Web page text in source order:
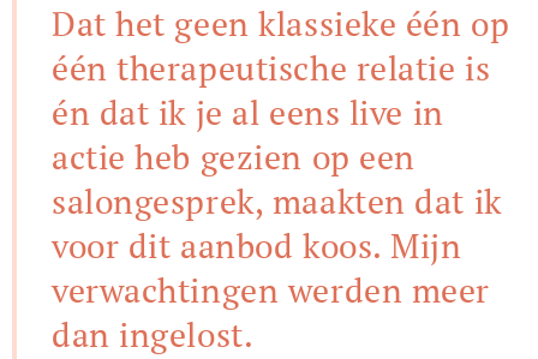
Dat het geen klassieke één op
één therapeutische relatie is
én dat ik je al eens live in
actie heb gezien op een
salongesprek, maakten dat ik
voor dit aanbod koos.Mijn
verwachtingen werden meer
dan ingelost.